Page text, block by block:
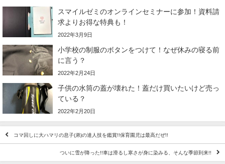
スマイルゼミのオンラインセミナーに参加！資料請
求よりお得な特典も！
2022年3月9日
小学校の制服のボタンをつけて！なぜ休みの寝る前
に言う？
2022年2月24日
子供の水筒の蓋が壊れた！蓋だけ買いたいけど売っ
ている？
2022年2月20日
コマ回しに大ハマリの息子(弟)の達人技を鑑賞!!保育園児は最高だぜ!!
ついに雪が降った!!車は滑るし寒さが身に染みる、そんな季節到来!!